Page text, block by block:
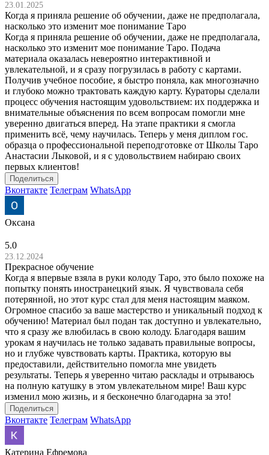
23.01.2025
Когда я приняла решение об обучении, даже не предполагала,
насколько это изменит мое понимание Таро
Когда я приняла решение об обучении, даже не предполагала,
насколько это изменит мое понимание Таро. Подача
материала оказалась невероятно интерактивной и
увлекательной, и я сразу погрузилась в работу с картами.
Получив учебное пособие, я быстро поняла, как многозначно
и глубоко можно трактовать каждую карту. Кураторы сделали
процесс обучения настоящим удовольствием: их поддержка и
внимательные объяснения по всем вопросам помогли мне
уверенно двигаться вперед. На этапе практики я смогла
применить всё, чему научилась. Теперь у меня диплом гос.
образца о профессиональной переподготовке от Школы Таро
Анастасии Лыковой, и я с удовольствием набираю своих
первых клиентов!
Поделиться
Вконтакте Телеграм WhatsApp
Оксана
5.0
23.12.2024
Прекрасное обучение
Когда я впервые взяла в руки колоду Таро, это было похоже на
попытку понять иностранецкий язык. Я чувствовала себя
потерянной, но этот курс стал для меня настоящим маяком.
Огромное спасибо за ваше мастерство и уникальный подход к
обучению! Материал был подан так доступно и увлекательно,
что я сразу же влюбилась в свою колоду. Благодаря вашим
урокам я научилась не только задавать правильные вопросы,
но и глубже чувствовать карты. Практика, которую вы
предоставили, действительно помогла мне увидеть
результаты. Теперь я уверенно читаю расклады и отрываюсь
на полную катушку в этом увлекательном мире! Ваш курс
изменил мою жизнь, и я бесконечно благодарна за это!
Поделиться
Вконтакте Телеграм WhatsApp
Катерина Ефремова